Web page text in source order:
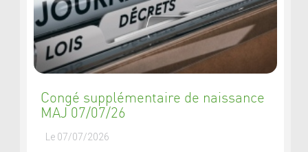
Congé supplémentaire de naissance
MAJ 07/07/26
Le 07/07/2026